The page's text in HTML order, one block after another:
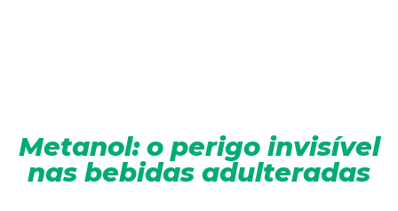
Metanol: o perigo invisível
nas bebidas adulteradas